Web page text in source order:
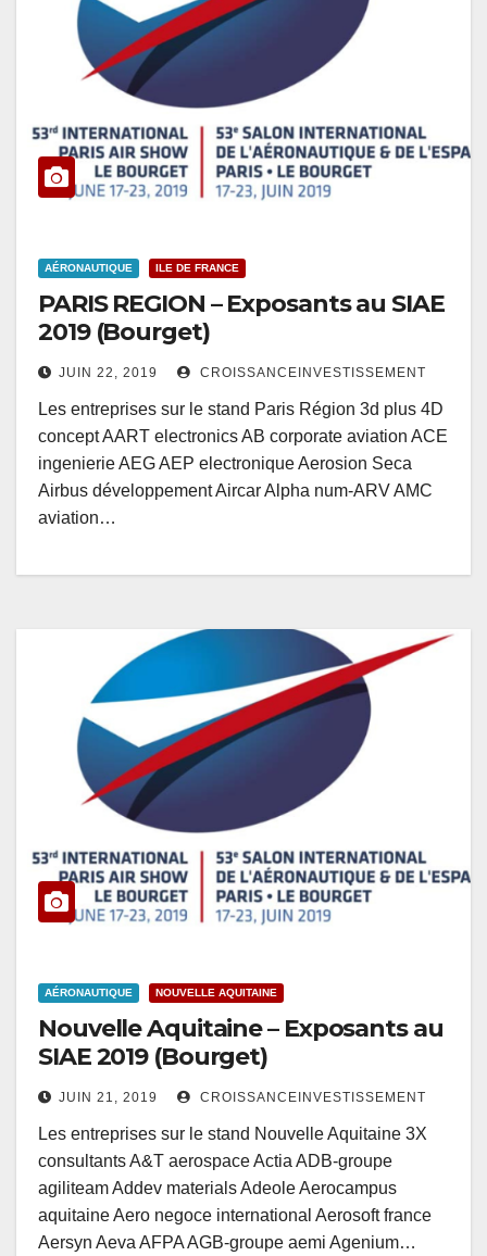
AÉRONAUTIQUE ILE DE FRANCE
PARIS REGION – Exposants au SIAE
2019 (Bourget)
JUIN 22, 2019 CROISSANCEINVESTISSEMENT
Les entreprises sur le stand Paris Région 3d plus 4D
concept AART electronics AB corporate aviation ACE
ingenierie AEG AEP electronique Aerosion Seca
Airbus développement Aircar Alpha num-ARV AMC
aviation…
AÉRONAUTIQUE NOUVELLE AQUITAINE
Nouvelle Aquitaine – Exposants au
SIAE 2019 (Bourget)
JUIN 21, 2019 CROISSANCEINVESTISSEMENT
Les entreprises sur le stand Nouvelle Aquitaine 3X
consultants A&T aerospace Actia ADB-groupe
agiliteam Addev materials Adeole Aerocampus
aquitaine Aero negoce international Aerosoft france
Aersyn Aeva AFPA AGB-groupe aemi Agenium…